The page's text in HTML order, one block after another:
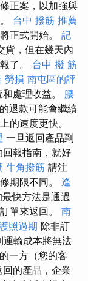
正案，以加強與
台中 撥筋 推薦
正式開始。 記
貨，但在幾天內
了。 台中 撥 筋
勞損 南屯區的評
處理收益。 腰
退款可能會繼續
的速度更快。
一旦返回產品到
報指南，就好
牛角撥筋 請注
期限不同。 逢
快方法是通過
單來返回。 南
照過期 除非訂
輸成本將無法
一方（您的客
的產品，企業